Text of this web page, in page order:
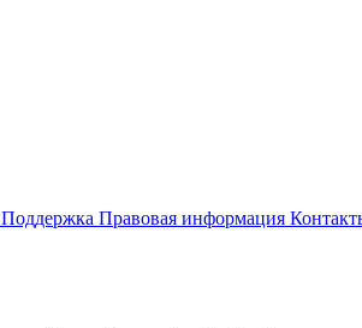
Поддержка Правовая информация